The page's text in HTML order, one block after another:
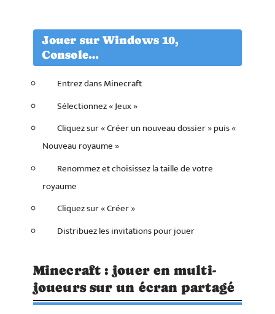
Jouer sur Windows 10,
Console…
Entrez dans Minecraft
Sélectionnez « Jeux »
Cliquez sur « Créer un nouveau dossier » puis «
Nouveau royaume »
Renommez et choisissez la taille de votre
royaume
Cliquez sur « Créer »
Distribuez les invitations pour jouer
Minecraft : jouer en multi-
joueurs sur un écran partagé